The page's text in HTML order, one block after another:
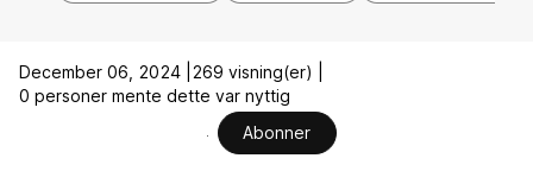
December 06, 2024 |
269 visning(er) |
0 personer mente dette var nyttig
Abonner